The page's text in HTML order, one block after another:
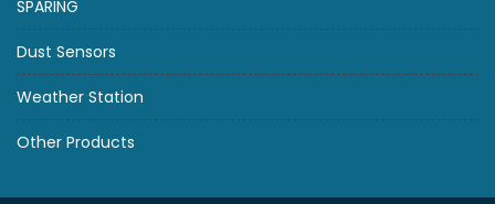
SPARING
Dust Sensors
Weather Station
Other Products